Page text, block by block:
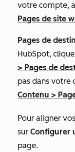
votre compte,
Pages de site
Pages de
HubSpot,
> Pages de
pas dans votre
Contenu >
Pour aligner
sur Configurer
page.